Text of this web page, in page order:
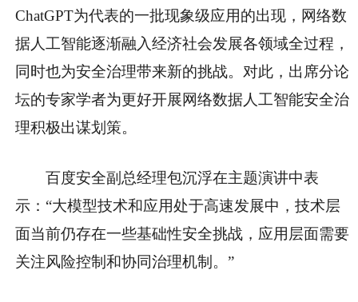
ChatGPT为代表的一批现象级应用的出现，网络数
据人工智能逐渐融入经济社会发展各领域全过程，
同时也为安全治理带来新的挑战。对此，出席分论
坛的专家学者为更好开展网络数据人工智能安全治
理积极出谋划策。
百度安全副总经理包沉浮在主题演讲中表
示：“大模型技术和应用处于高速发展中，技术层
面当前仍存在一些基础性安全挑战，应用层面需要
关注风险控制和协同治理机制。”